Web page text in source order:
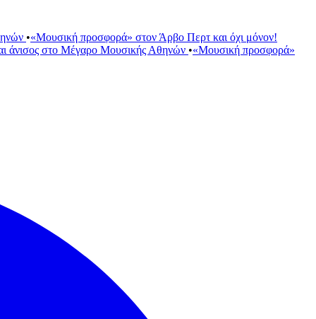
•«Μουσική προσφορά» στον Άρβο Περτ και όχι μόνον!
άνισος στο Μέγαρο Μουσικής Αθηνών •«Μουσική προσφορά»